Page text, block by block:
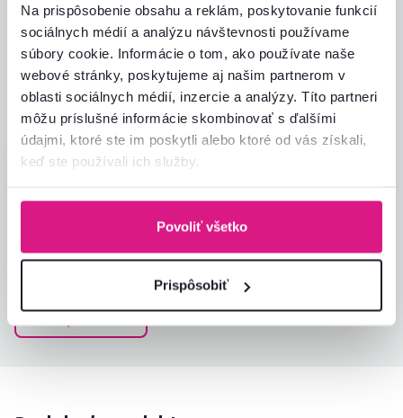
Na prispôsobenie obsahu a reklám, poskytovanie funkcií
sociálnych médií a analýzu návštevnosti používame
súbory cookie. Informácie o tom, ako používate naše
webové stránky, poskytujeme aj našim partnerom v
oblasti sociálnych médií, inzercie a analýzy. Títo partneri
môžu príslušné informácie skombinovať s ďalšími
údajmi, ktoré ste im poskytli alebo ktoré od vás získali,
keď ste používali ich služby.
Povoliť všetko
Prispôsobiť
5,0
1recenzia
Jednoduchosť montáže
5,0
Kvalita výrobku
5,0
Zodpovedá očakávaniam
5,0
Zabalenie výrobku
5,0
Pomer hodnoty a ceny
5,0
Helena J.
Slovensko